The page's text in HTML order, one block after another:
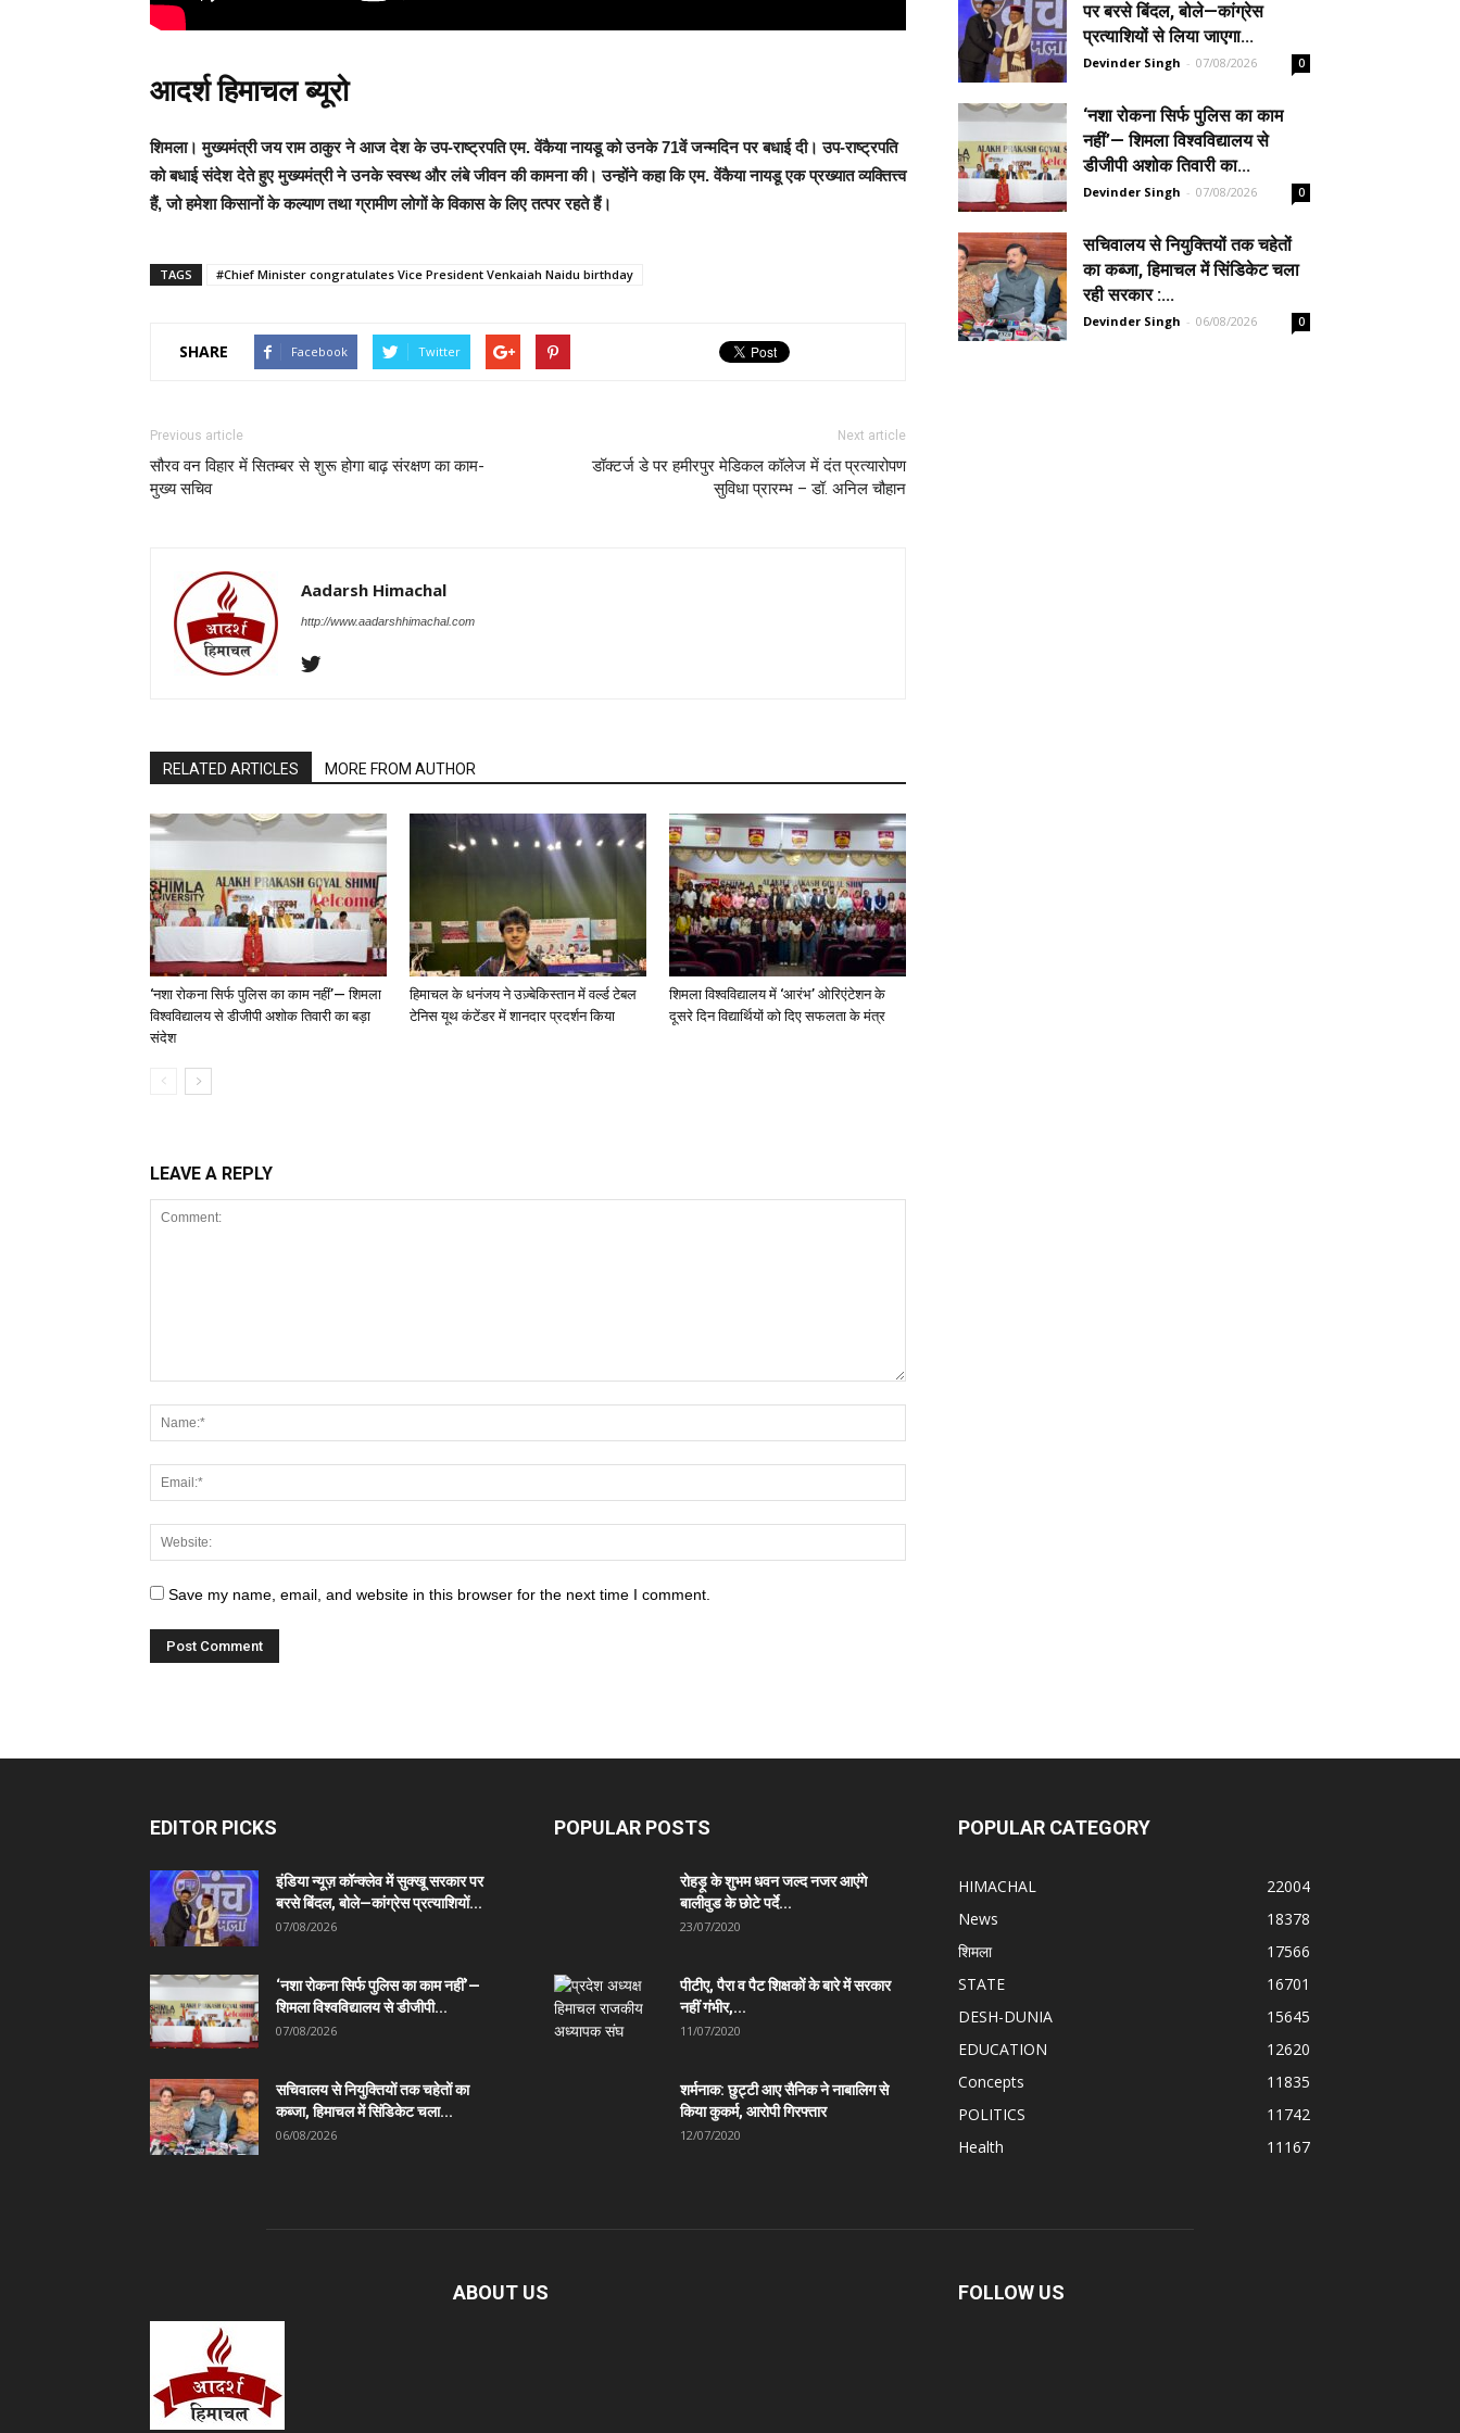
आदर्श हिमाचल ब्यूरो
शिमला। मुख्यमंत्री जय राम ठाकुर ने आज देश के उप-राष्ट्रपति एम. वेंकैया नायडू को उनके 71वें जन्मदिन पर बधाई दी। उप-राष्ट्रपति
को बधाई संदेश देते हुए मुख्यमंत्री ने उनके स्वस्थ और लंबे जीवन की कामना की।उन्होंने कहा कि एम. वेंकैया नायडू एक प्रख्यात व्यक्तित्त्व
हैं, जो हमेशा किसानों के कल्याण तथा ग्रामीण लोगों के विकास के लिए तत्पर रहते हैं।
TAGS #Chief Minister congratulates Vice President Venkaiah Naidu birthday
SHARE Facebook Twitter
Previous article
सौरव वन विहार में सितम्बर से शुरू होगा बाढ़ संरक्षण का काम-
मुख्य सचिव
Next article
डॉक्टर्ज डे पर हमीरपुर मेडिकल कॉलेज में दंत प्रत्यारोपण
सुविधा प्रारम्भ – डॉ. अनिल चौहान
Aadarsh Himachal
http://www.aadarshhimachal.com
RELATED ARTICLES MORE FROM AUTHOR
‘नशा रोकना सिर्फ पुलिस का काम नहीं’— शिमला
विश्वविद्यालय से डीजीपी अशोक तिवारी का बड़ा
संदेश
हिमाचल के धनंजय ने उज़्बेकिस्तान में वर्ल्ड टेबल
टेनिस यूथ कंटेंडर में शानदार प्रदर्शन किया
शिमला विश्वविद्यालय में ‘आरंभ’ ओरिएंटेशन के
दूसरे दिन विद्यार्थियों को दिए सफलता के मंत्र
LEAVE A REPLY
Save my name, email, and website in this browser for the next time I comment.
पर बरसे बिंदल, बोले—कांग्रेस
प्रत्याशियों से लिया जाएगा...
Devinder Singh - 07/08/2026 0
‘नशा रोकना सिर्फ पुलिस का काम
नहीं’— शिमला विश्वविद्यालय से
डीजीपी अशोक तिवारी का...
Devinder Singh - 07/08/2026 0
सचिवालय से नियुक्तियों तक चहेतों
का कब्जा, हिमाचल में सिंडिकेट चला
रही सरकार :...
Devinder Singh - 06/08/2026 0
EDITOR PICKS
इंडिया न्यूज़ कॉन्क्लेव में सुक्खू सरकार पर
बरसे बिंदल, बोले—कांग्रेस प्रत्याशियों...
07/08/2026
‘नशा रोकना सिर्फ पुलिस का काम नहीं’—
शिमला विश्वविद्यालय से डीजीपी...
07/08/2026
सचिवालय से नियुक्तियों तक चहेतों का
कब्जा, हिमाचल में सिंडिकेट चला...
06/08/2026
POPULAR POSTS
रोहड़ू के शुभम धवन जल्द नजर आएंगे
बालीवुड के छोटे पर्दे...
23/07/2020
पीटीए, पैरा व पैट शिक्षकों के बारे में सरकार
नहीं गंभीर,...
11/07/2020
शर्मनाक: छुट्टी आए सैनिक ने नाबालिग से
किया कुकर्म, आरोपी गिरफ्तार
12/07/2020
POPULAR CATEGORY
HIMACHAL
22004
News
18378
शिमला
17566
STATE
16701
DESH-DUNIA
15645
EDUCATION
12620
Concepts
11835
POLITICS
11742
Health
11167
ABOUT US FOLLOW US